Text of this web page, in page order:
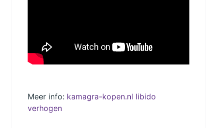
Meer info: kamagra-kopen.nl libido
verhogen